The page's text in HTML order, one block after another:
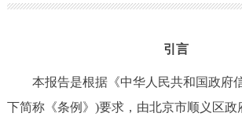
机构职能
政策兑现 政策解读
引言
本报告是根据《中华人民共和国政府
下简称《条例》)要求，由北京市顺义区政